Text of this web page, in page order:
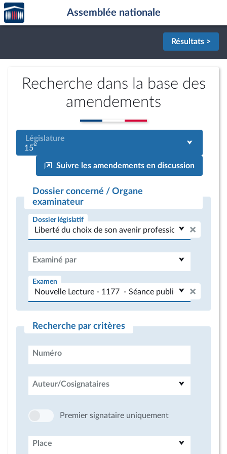
Aller au contenu
Aller en bas de la page
Accèder
à la
page
Assemblée nationale
Résultats >
Recherche dans la base des
amendements
Législature
15e
Suivre les amendements en discussion
Dossier concerné / Organe
examinateur
Dossier législatif
Examiné par
Examen
Recherche par critères
Numéro
Auteur/Cosignataires
Premier signataire uniquement
Place